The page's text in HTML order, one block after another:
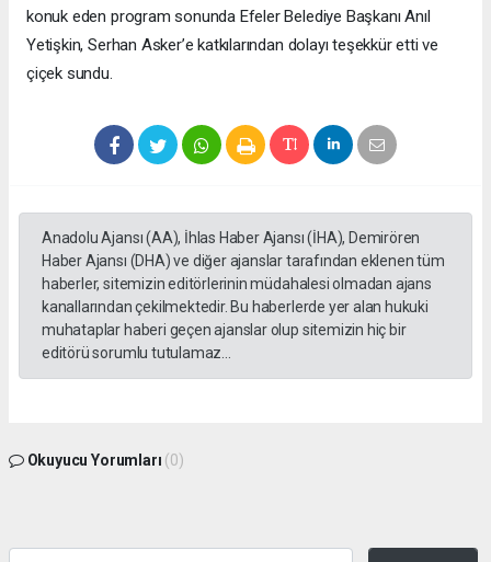
konuk eden program sonunda Efeler Belediye Başkanı Anıl
Yetişkin, Serhan Asker’e katkılarından dolayı teşekkür etti ve
çiçek sundu.
Anadolu Ajansı (AA), İhlas Haber Ajansı (İHA), Demirören
Haber Ajansı (DHA) ve diğer ajanslar tarafından eklenen tüm
haberler, sitemizin editörlerinin müdahalesi olmadan ajans
kanallarından çekilmektedir. Bu haberlerde yer alan hukuki
muhataplar haberi geçen ajanslar olup sitemizin hiç bir
editörü sorumlu tutulamaz...
Okuyucu Yorumları (0)